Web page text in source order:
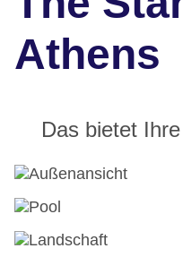
Athens
Das bietet